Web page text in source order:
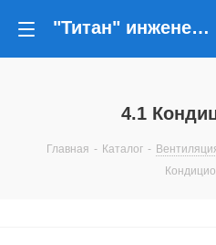
"Титан" инженерные решения
4.1
Главная - Каталог -